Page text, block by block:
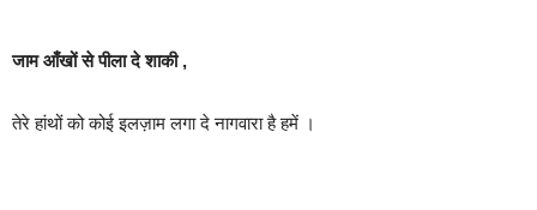
जाम आँखों से पीला दे शाकी ,
तेरे हांथों को कोई इलज़ाम लगा दे नागवारा है हमें ।